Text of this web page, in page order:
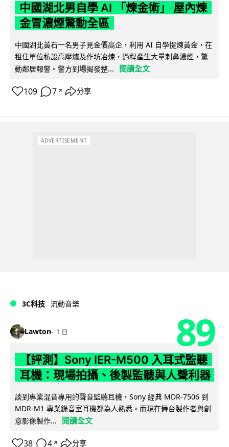
中國湖北男自學 AI 「煉金術」 屋內煉
金冒濃煙驚動全區
中國湖北黃石一名男子見金價高企，利用 AI 自學提煉黃金，在
租住單位私設高壓爐及作坊冶煉，過程產生大量刺鼻濃煙，驚
動鄰居報警。警方到場揭發整...
閱讀全文
109 7 ↗ 分享
ADVERTISEMENT
3C科技 流動音樂
Lawton 1 日 89
【評測】Sony IER-M500 入耳式監聽
耳機：現場拍攝、後製監聽與人聲利器
談到專業混音專用的聲音監聽耳機，Sony 經典 MDR-7506 到
MDR-M1 專業錄音室耳機都為人熟悉。而現在舞台製作者與創
意影像製作...
閱讀全文
38 4 ↗ 分享